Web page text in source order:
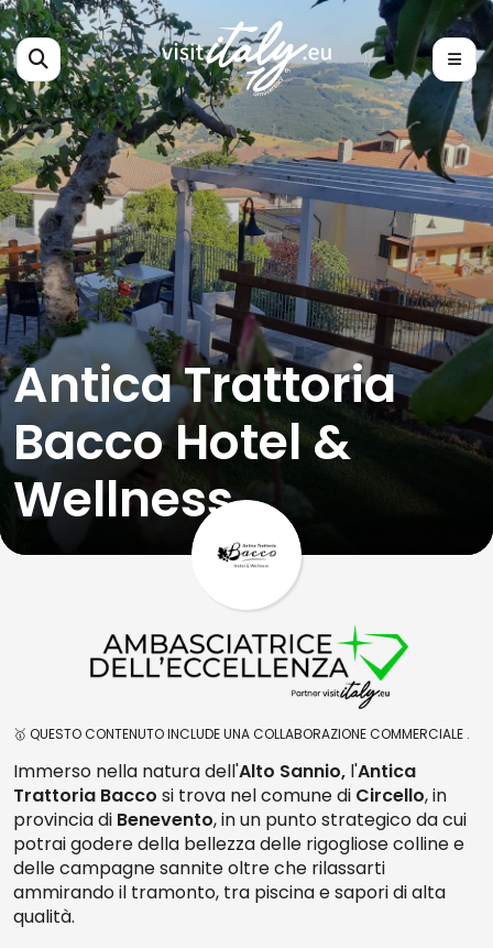
Antica Trattoria
Bacco Hotel &
Wellness
🥇 QUESTO CONTENUTO INCLUDE UNA COLLABORAZIONE COMMERCIALE .
Immerso nella natura dell'Alto Sannio, l'Antica
Trattoria Bacco si trova nel comune di Circello, in
provincia di Benevento, in un punto strategico da cui
potrai godere della bellezza delle rigogliose colline e
delle campagne sannite oltre che rilassarti
ammirando il tramonto, tra piscina e sapori di alta
qualità.